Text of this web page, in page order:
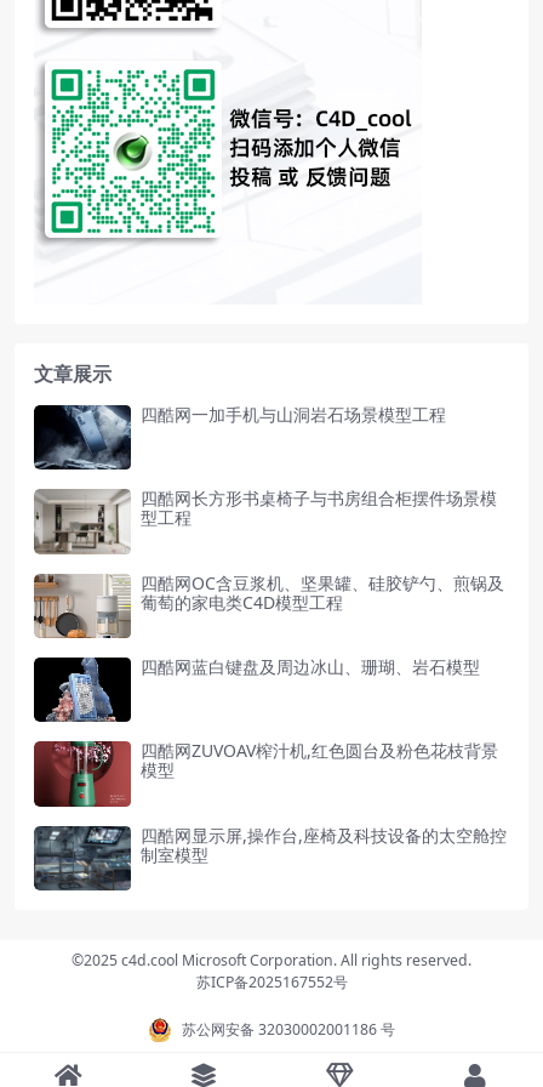
文章展示
四酷网一加手机与山洞岩石场景模型工程
四酷网长方形书桌椅子与书房组合柜摆件场景模
型工程
四酷网OC含豆浆机、坚果罐、硅胶铲勺、煎锅及
葡萄的家电类C4D模型工程
四酷网蓝白键盘及周边冰山、珊瑚、岩石模型
四酷网ZUVOAV榨汁机,红色圆台及粉色花枝背景
模型
四酷网显示屏,操作台,座椅及科技设备的太空舱控
制室模型
©2025 c4d.cool Microsoft Corporation. All rights reserved.
苏ICP备2025167552号
苏公网安备 32030002001186 号